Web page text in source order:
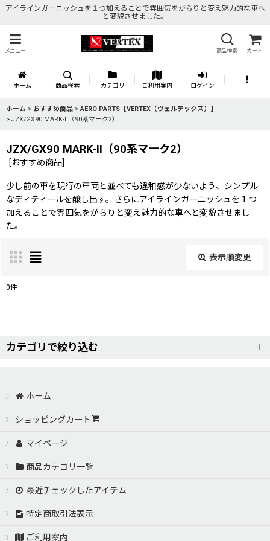
アイラインガーニッシュを１つ加えることで雰囲気をがらりと変え魅力的な車へ
と変貌させました。
メニュー 商品検索 カート
ホーム 商品検索 カテゴリ ご利用案内 ログイン
ホーム > おすすめ商品 > AERO PARTS【VERTEX（ヴェルテックス）】
> JZX/GX90 MARK-II（90系マーク2）
JZX/GX90 MARK-II（90系マーク2）
[おすすめ商品]
少し前の車を現行の車両と並べても違和感が少ないよう、シンプル
なディティールを醸し出す。さらにアイラインガーニッシュを１つ
加えることで雰囲気をがらりと変え魅力的な車へと変貌させまし
た。
表示順変更
並び順 :
0件
カテゴリで絞り込む
TOYOTA ZN6 86（トヨタ ZN6ハチロク）
JZZ/UZZ 30.31 SOARER （30系ソアラ）
GRX120系 MARK-X（GRX12系マークエックス）
ホーム
ショッピングカート
マイページ
商品カテゴリ一覧
最近チェックしたアイテム
特定商取引法表示
ご利用案内